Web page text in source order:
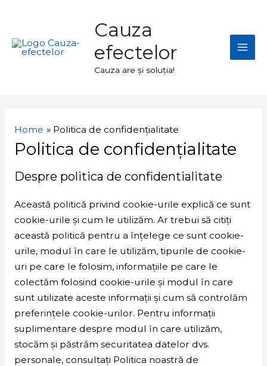
content
Cauza
efectelor
Cauza are și soluția!
Home Politica de confidențialitate
Politica de confidențialitate
Despre politica de confidentialitate
Această politică privind cookie-urile explică ce sunt
cookie-urile și cum le utilizăm. Ar trebui să citiți
această politică pentru a înțelege ce sunt cookie-
urile, modul în care le utilizăm, tipurile de cookie-
uri pe care le folosim, informațiile pe care le
colectăm folosind cookie-urile și modul în care
sunt utilizate aceste informații și cum să controlăm
preferințele cookie-urilor. Pentru informații
suplimentare despre modul în care utilizăm,
stocăm și păstrăm securitatea datelor dvs.
personale, consultați Politica noastră de